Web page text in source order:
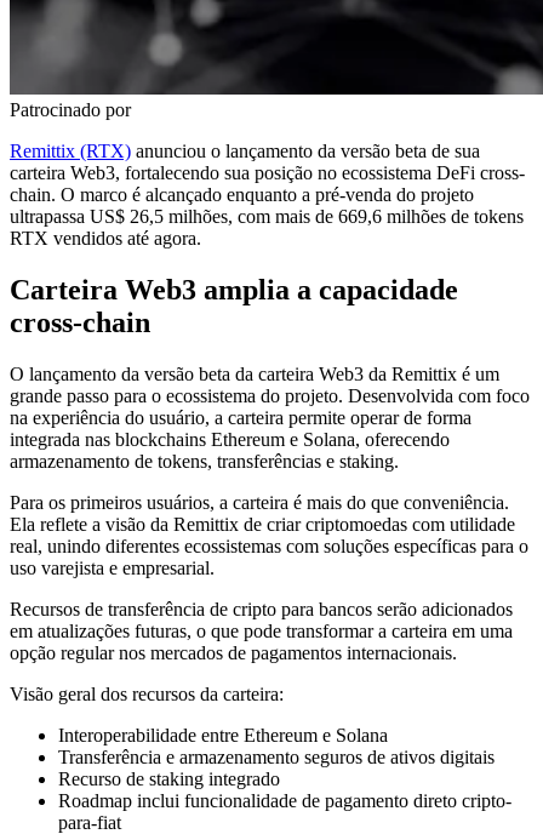
Patrocinado por
Remittix (RTX) anunciou o lançamento da versão beta de sua
carteira Web3, fortalecendo sua posição no ecossistema DeFi cross-
chain. O marco é alcançado enquanto a pré-venda do projeto
ultrapassa US$ 26,5 milhões, com mais de 669,6 milhões de tokens
RTX vendidos até agora.
Carteira Web3 amplia a capacidade
cross-chain
O lançamento da versão beta da carteira Web3 da Remittix é um
grande passo para o ecossistema do projeto. Desenvolvida com foco
na experiência do usuário, a carteira permite operar de forma
integrada nas blockchains Ethereum e Solana, oferecendo
armazenamento de tokens, transferências e staking.
Para os primeiros usuários, a carteira é mais do que conveniência.
Ela reflete a visão da Remittix de criar criptomoedas com utilidade
real, unindo diferentes ecossistemas com soluções específicas para o
uso varejista e empresarial.
Recursos de transferência de cripto para bancos serão adicionados
em atualizações futuras, o que pode transformar a carteira em uma
opção regular nos mercados de pagamentos internacionais.
Visão geral dos recursos da carteira:
Interoperabilidade entre Ethereum e Solana
Transferência e armazenamento seguros de ativos digitais
Recurso de staking integrado
Roadmap inclui funcionalidade de pagamento direto cripto-
para-fiat